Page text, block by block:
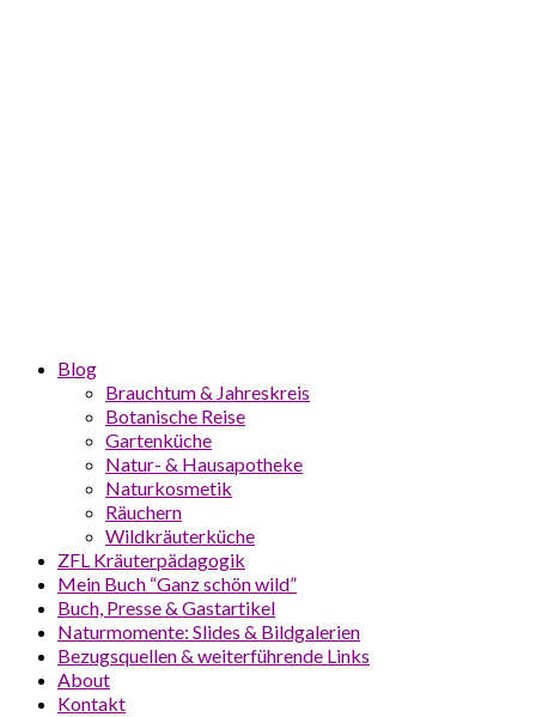
Blog
Brauchtum & Jahreskreis
Botanische Reise
Gartenküche
Natur- & Hausapotheke
Naturkosmetik
Räuchern
Wildkräuterküche
ZFL Kräuterpädagogik
Mein Buch “Ganz schön wild”
Buch, Presse & Gastartikel
Naturmomente: Slides & Bildgalerien
Bezugsquellen & weiterführende Links
About
Kontakt